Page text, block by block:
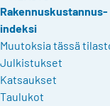
Rakennuskustannus-
indeksi
Muutoksia tässä
Julkistukset
Katsaukset
Taulukot